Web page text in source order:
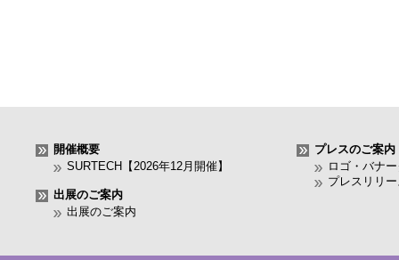
開催概要
SURTECH【2026年12月開催】
出展のご案内
出展のご案内
プレスのご案内
ロゴ・バナ
プレスリリ